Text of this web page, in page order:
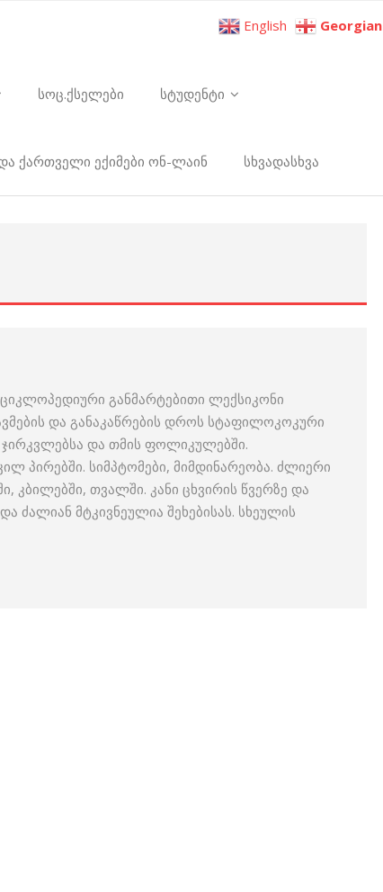
სოც.ქსელები სტუდენტი
ქართველი ექიმები ონ-ლაინ სხვადასხვა
განმარტებითი ლექსიკონი
და განაკაწრების დროს სტაფილოკოკური
ჯირკვლებსა და თმის ფოლიკულებში.
პირებში. სიმპტომები, მიმდინარეობა. ძლიერი
თვალში. კანი ცხვირის წვერზე და
მტკივნეულია შეხებისას. სხეულის
English Georgian